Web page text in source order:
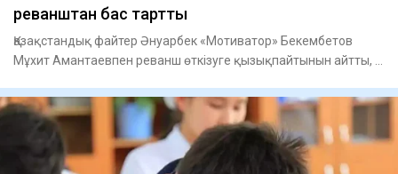
реванштан бас тартты
Қазақстандық файтер Әнуарбек «Мотиватор» Бекембетов
Мұхит Амантаевпен реванш өткізуге қызықпайтынын айтты, –